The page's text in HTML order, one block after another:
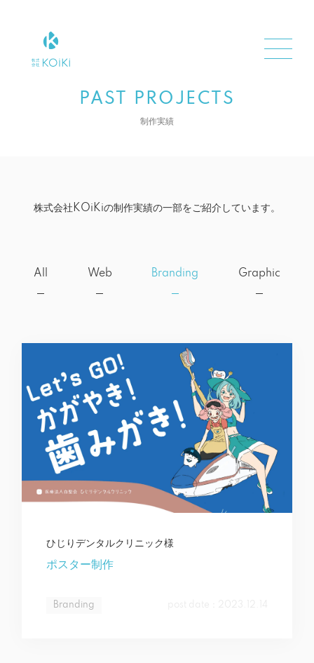
PAST PROJECTS
制作実績
株式会社KOiKiの制作実績の一部をご紹介しています。
All Web Branding Graphic
ひじりデンタルクリニック様
ポスター制作
Branding